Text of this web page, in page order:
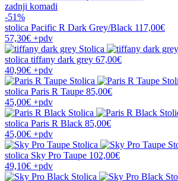
zadnji komadi
-51%
stolica Pacific R Dark Grey/Black 117,00€
57,30€ +pdv
stolica tiffany dark grey 67,00€
40,90€ +pdv
stolica Paris R Taupe 85,00€
45,00€ +pdv
stolica Paris R Black 85,00€
45,00€ +pdv
stolica Sky Pro Taupe 102,00€
49,10€ +pdv